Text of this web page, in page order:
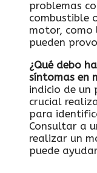
problemas
combustible
motor,
pueden
¿Qué debo
síntomas en
indicio de un
crucial
para
Consultar a
realizar un
puede